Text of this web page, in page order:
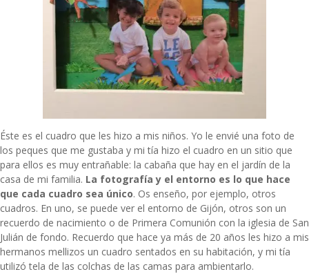
Éste es el cuadro que les hizo a mis niños. Yo le envié una foto de
los peques que me gustaba y mi tía hizo el cuadro en un sitio que
para ellos es muy entrañable: la cabaña que hay en el jardín de la
casa de mi familia. La fotografía y el entorno es lo que hace
que cada cuadro sea único. Os enseño, por ejemplo, otros
cuadros. En uno, se puede ver el entorno de Gijón, otros son un
recuerdo de nacimiento o de Primera Comunión con la iglesia de San
Julián de fondo. Recuerdo que hace ya más de 20 años les hizo a mis
hermanos mellizos un cuadro sentados en su habitación, y mi tía
utilizó tela de las colchas de las camas para ambientarlo.